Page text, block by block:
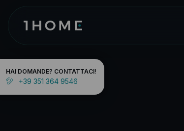
HAI DOMANDE? CONTATTACI!
+39 351 364 9546